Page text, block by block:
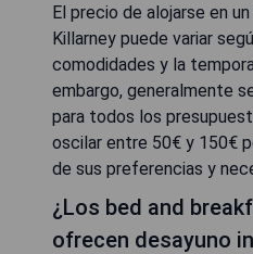
El precio de alojarse en
Killarney puede variar
comodidades y la
embargo, generalmente
para todos los
oscilar entre 50€ y 150€
de sus preferencias y
¿Los bed and
ofrecen desayuno